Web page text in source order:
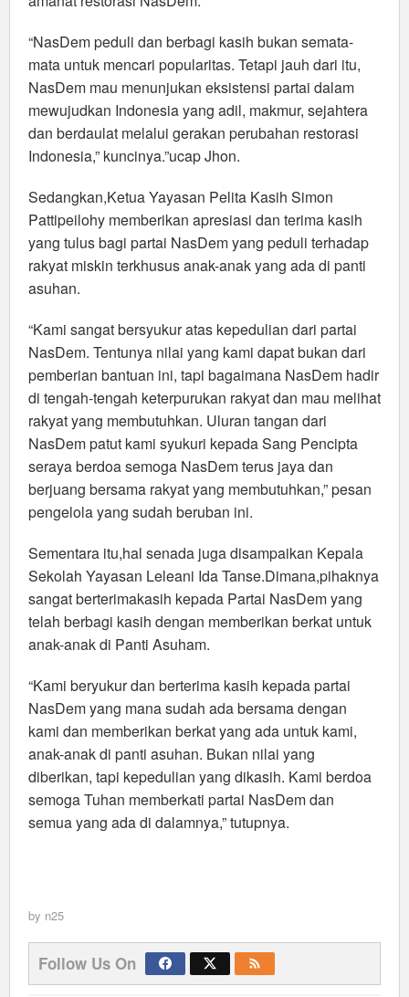
“NasDem peduli dan berbagi kasih bukan semata-
mata untuk mencari popularitas. Tetapi jauh dari itu,
NasDem mau menunjukan eksistensi partai dalam
mewujudkan Indonesia yang adil, makmur, sejahtera
dan berdaulat melalui gerakan perubahan restorasi
Indonesia,” kuncinya.”ucap Jhon.
Sedangkan,Ketua Yayasan Pelita Kasih Simon
Pattipeilohy memberikan apresiasi dan terima kasih
yang tulus bagi partai NasDem yang peduli terhadap
rakyat miskin terkhusus anak-anak yang ada di panti
asuhan.
“Kami sangat bersyukur atas kepedulian dari partai
NasDem. Tentunya nilai yang kami dapat bukan dari
pemberian bantuan ini, tapi bagaimana NasDem hadir
di tengah-tengah keterpurukan rakyat dan mau melihat
rakyat yang membutuhkan. Uluran tangan dari
NasDem patut kami syukuri kepada Sang Pencipta
seraya berdoa semoga NasDem terus jaya dan
berjuang bersama rakyat yang membutuhkan,” pesan
pengelola yang sudah beruban ini.
Sementara itu,hal senada juga disampaikan Kepala
Sekolah Yayasan Leleani Ida Tanse.Dimana,pihaknya
sangat berterimakasih kepada Partai NasDem yang
telah berbagi kasih dengan memberikan berkat untuk
anak-anak di Panti Asuham.
“Kami beryukur dan berterima kasih kepada partai
NasDem yang mana sudah ada bersama dengan
kami dan memberikan berkat yang ada untuk kami,
anak-anak di panti asuhan. Bukan nilai yang
diberikan, tapi kepedulian yang dikasih. Kami berdoa
semoga Tuhan memberkati partai NasDem dan
semua yang ada di dalamnya,” tutupnya.
by n25
Follow Us On